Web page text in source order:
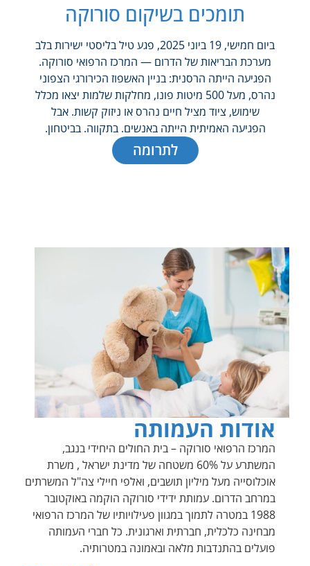
לתרומה
תומכים בשיקום סורוקה
ביום חמישי, 19 ביוני 2025, פגע טיל בליסטי ישירות בלב
מערכת הבריאות של הדרום — המרכז הרפואי סורוקה.
הפגיעה הייתה הרסנית: בניין האשפוז הכירורגי הצפוני
נהרס, מעל 500 מיטות פונו, מחלקות שלמות יצאו מכלל
שימוש, ציוד מציל חיים נהרס או ניזוק קשות. אבל
הפגיעה האמיתית הייתה באנשים. בתקווה. בביטחון.
אודות העמותה
המרכז הרפואי סורוקה – בית החולים היחידי בנגב,
המשתרע על 60% משטחה של מדינת ישראל , משרת
אוכלוסייה מעל מיליון תושבים, ואלפי חיילי צה"ל המשרתים
במרחב הדרום. עמותת ידידי סורוקה הוקמה באוקטובר
1988 במטרה לתמוך במגוון פעילויותיו של המרכז הרפואי
מבחינה כלכלית, חברתית וארגונית. כל חברי העמותה
פועלים בהתנדבות מלאה ובאמונה במטרותיה.